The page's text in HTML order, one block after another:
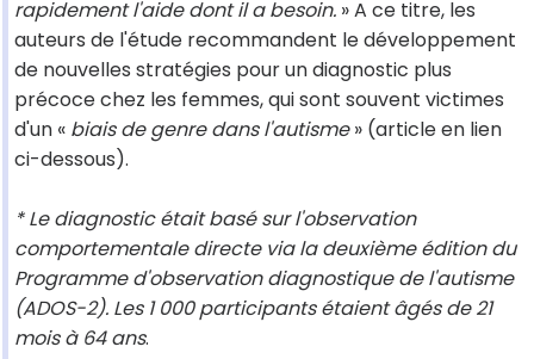
rapidement l'aide dont il a besoin. » A ce titre, les
auteurs de l'étude recommandent le développement
de nouvelles stratégies pour un diagnostic plus
précoce chez les femmes, qui sont souvent victimes
d'un « biais de genre dans l'autisme» (article en lien
ci-dessous).
* Le diagnostic était basé sur l'observation
comportementale directe via la deuxième édition du
Programme d'observation diagnostique de l'autisme
(ADOS-2). Les 1 000 participants étaient âgés de 21
mois à 64 ans.